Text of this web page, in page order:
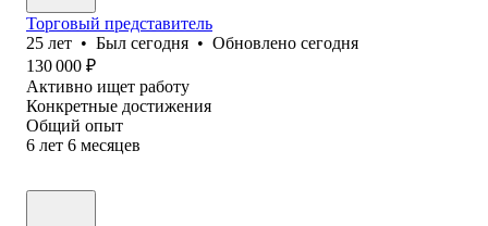
Торговый представитель
25 лет • Был сегодня • Обновлено сегодня
130 000 ₽
Активно ищет работу
Конкретные достижения
Общий опыт
6 лет 6 месяцев